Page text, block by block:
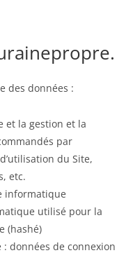
des données :
et la gestion et la
par
du Site,
etc.
informatique
utilisé pour la
(hashé)
données de connexion